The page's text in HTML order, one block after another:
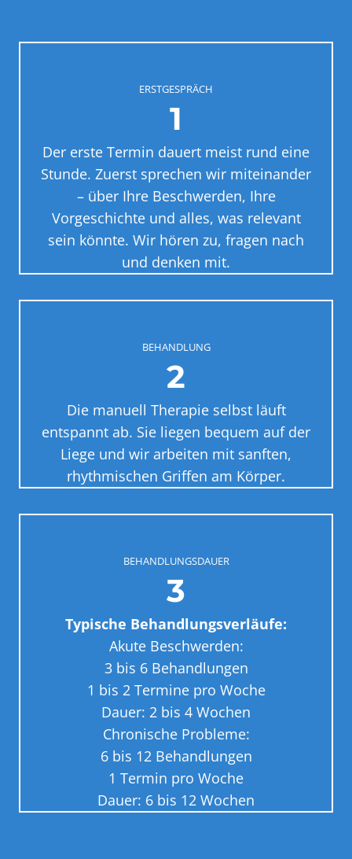
ERSTGESPRÄCH
1
Der erste Termin dauert meist rund eine
Stunde. Zuerst sprechen wir miteinander
– über Ihre Beschwerden, Ihre
Vorgeschichte und alles, was relevant
sein könnte. Wir hören zu, fragen nach
und denken mit.
BEHANDLUNG
2
Die manuell Therapie selbst läuft
entspannt ab. Sie liegen bequem auf der
Liege und wir arbeiten mit sanften,
rhythmischen Griffen am Körper.
BEHANDLUNGSDAUER
3
Typische Behandlungsverläufe:
Akute Beschwerden:
3 bis 6 Behandlungen
1 bis 2 Termine pro Woche
Dauer: 2 bis 4 Wochen
Chronische Probleme:
6 bis 12 Behandlungen
1 Termin pro Woche
Dauer: 6 bis 12 Wochen